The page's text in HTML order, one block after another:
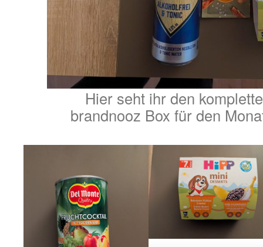
Hier seht ihr den
brandnooz Box für den